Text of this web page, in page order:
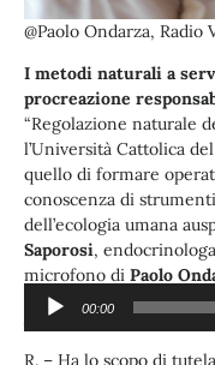
@Paolo Ondarza, Radio
I metodi naturali a
procreazione
“Regolazione naturale
l’Università Cattolica
quello di formare
conoscenza di
dell’ecologia umana
Saporosi,
microfono di Paolo
Ascolta l’audio:Audio
00:00
R. – Ha lo scopo di